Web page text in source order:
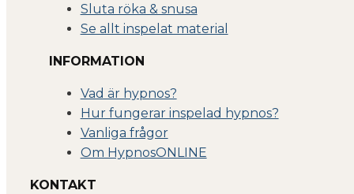
Sluta röka & snusa
Se allt inspelat material
INFORMATION
Vad är hypnos?
Hur fungerar inspelad hypnos?
Vanliga frågor
Om HypnosONLINE
KONTAKT